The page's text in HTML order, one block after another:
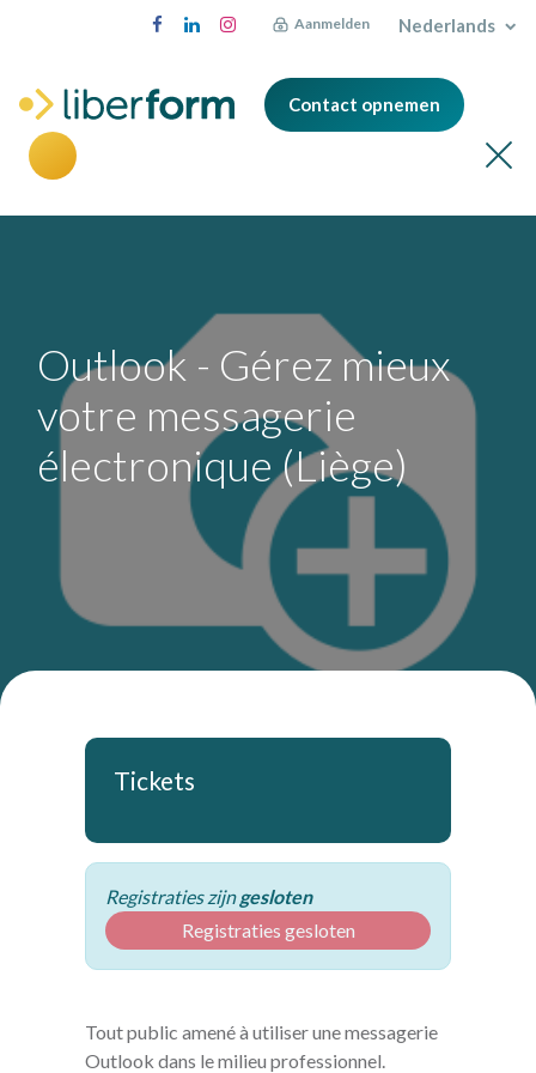
Aanmelden Nederlands
Contact opnemen
Outlook - Gérez mieux
votre messagerie
électronique (Liège)
Tickets
Registraties zijngesloten
Registraties gesloten
Tout public amené à utiliser une messagerie
Outlook dans le milieu professionnel.